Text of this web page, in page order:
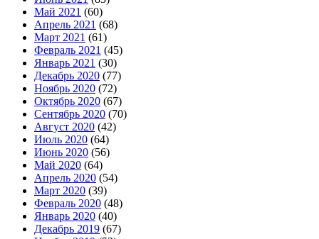
Май 2021 (60)
Апрель 2021 (68)
Март 2021 (61)
Февраль 2021 (45)
Январь 2021 (30)
Декабрь 2020 (77)
Ноябрь 2020 (72)
Октябрь 2020 (67)
Сентябрь 2020 (70)
Август 2020 (42)
Июль 2020 (64)
Июнь 2020 (56)
Май 2020 (64)
Апрель 2020 (54)
Март 2020 (39)
Февраль 2020 (48)
Январь 2020 (40)
Декабрь 2019 (67)